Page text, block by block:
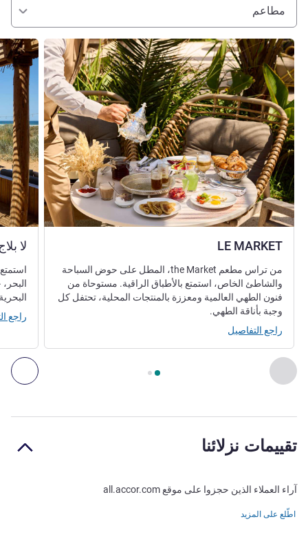
مطاعم
السابق - المطعمالصفحة
LE MARKET
راجع التفاصيل
من تراس مطعم the Market، المطل على حوض السباحة
والشاطئ الخاص، استمتع بالأطباق الراقية. مستوحاة من
فنون الطهي العالمية ومعززة بالمنتجات المحلية، تحتفل كل
وجبة بأناقة الطهي.
راجع التفاصيل
لا
راجع
راجع
تقييمات نزلائنا
آراء العملاء الذين حجزوا على موقع all.accor.com
اطّلع على المزيد